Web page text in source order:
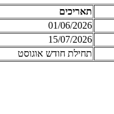
תאריכים
01/06/2026
15/07/2026
תחילת חודש אוגוסט